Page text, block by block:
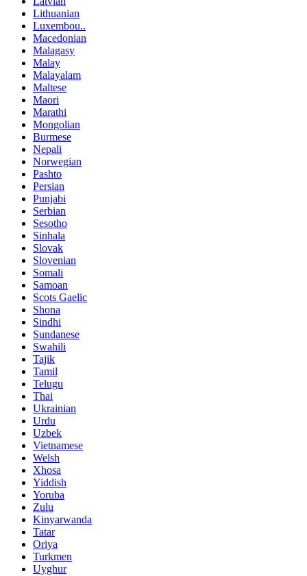
Lithuanian
Luxembou..
Macedonian
Malagasy
Malay
Malayalam
Maltese
Maori
Marathi
Mongolian
Burmese
Nepali
Norwegian
Pashto
Persian
Punjabi
Serbian
Sesotho
Sinhala
Slovak
Slovenian
Somali
Samoan
Scots Gaelic
Shona
Sindhi
Sundanese
Swahili
Tajik
Tamil
Telugu
Thai
Ukrainian
Urdu
Uzbek
Vietnamese
Welsh
Xhosa
Yiddish
Yoruba
Zulu
Kinyarwanda
Tatar
Oriya
Turkmen
Uyghur